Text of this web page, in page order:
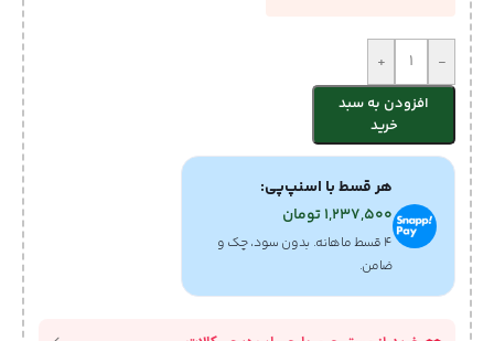
-
+
افزودن به سبد
خرید
هر قسط با اسنپ‌پی:
1,237,500تومان
۴ قسط ماهانه. بدون سود، چک و
ضامن.